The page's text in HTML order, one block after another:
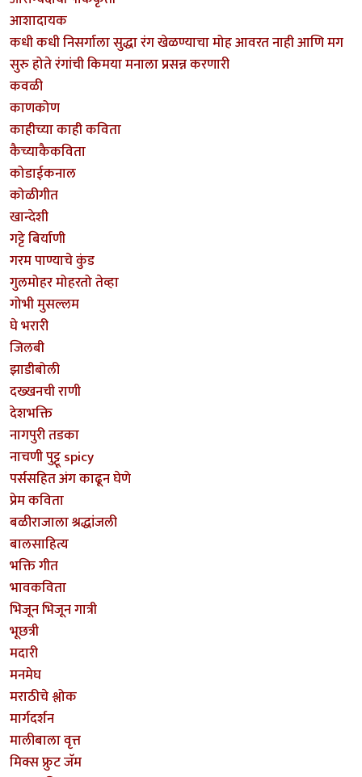
आशादायक
कधी कधी निसर्गाला सुद्धा रंग खेळण्याचा मोह आवरत नाही आणि मग
सुरु होते रंगांची किमया मनाला प्रसन्न करणारी
कवळी
काणकोण
काहीच्या काही कविता
कैच्याकैकविता
कोडाईकनाल
कोळीगीत
खान्देशी
गट्टे बिर्याणी
गरम पाण्याचे कुंड
गुलमोहर मोहरतो तेव्हा
गोभी मुसल्लम
घे भरारी
जिलबी
झाडीबोली
दख्खनची राणी
देशभक्ति
नागपुरी तडका
नाचणी पुट्टू spicy
पर्ससहित अंग काढून घेणे
प्रेम कविता
बळीराजाला श्रद्धांजली
बालसाहित्य
भक्ति गीत
भावकविता
भिजून भिजून गात्री
भूछत्री
मदारी
मनमेघ
मराठीचे श्लोक
मार्गदर्शन
मालीबाला वृत्त
मिक्स फ्रुट जॅम